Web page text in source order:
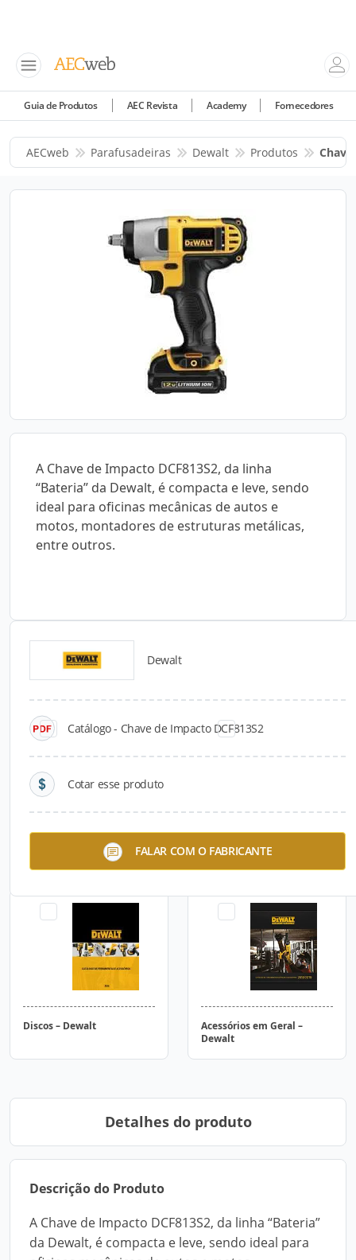
Guia de Produtos AEC Revista Academy Fornecedores
AECweb Parafusadeiras Dewalt Produtos
A Chave de Impacto DCF813S2, da linha
“Bateria” da Dewalt, é compacta e leve, sendo
ideal para oficinas mecânicas de autos e
motos, montadores de estruturas metálicas,
entre outros.
Dewalt
Catálogo - Chave de Impacto DCF813S2
Cotar esse produto
FALAR COM O FABRICANTE
Catálogos para Download
Lâmina de Serra – Dewalt
Discos – Dewalt
Acessórios em Geral –
Dewalt
Detalhes do produto
Descrição do Produto
A Chave de Impacto DCF813S2, da linha “Bateria”
da Dewalt, é compacta e leve, sendo ideal para